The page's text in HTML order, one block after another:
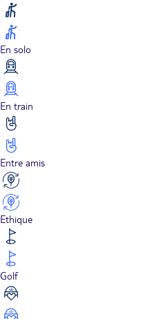
En solo
En train
Entre amis
Ethique
Golf